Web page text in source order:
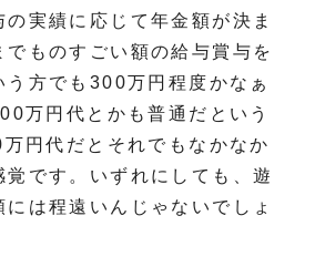
の実績に応じて年金額が決ま
でものすごい額の給与賞与を
う方でも300万円程度かなぁ
万円代とかも普通だという
円代だとそれでもなかなか
覚です。いずれにしても、遊
には程遠いんじゃないでしょ